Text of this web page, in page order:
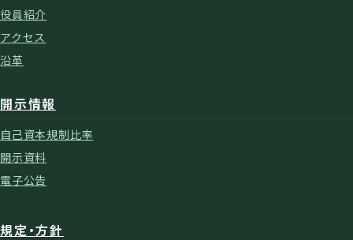
役員紹介
アクセス
沿革
開示情報
自己資本規制比率
開示資料
電子公告
規定・方針